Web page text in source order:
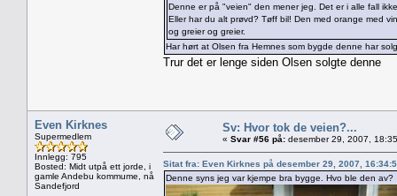
Denne er på "veien" den mener jeg. Det er i alle fall
Eller har du alt prøvd? Tøff bil! Den med orange med
og greier og greier.
Har hørt at Olsen fra Hemnes som bygde denne har
Trur det er lenge siden Olsen solgte denne
Even Kirknes
Supermedlem
Innlegg: 795
Bosted: Midt utpå ett jorde, i
gamle Andebu kommume, nå
Sandefjord
Sv: Hvor tok de veien?...
« Svar #56 på: desember 29, 2007,
Sitat fra: Even Kirknes på desember 29, 2007,
Denne syns jeg var kjempe bra bygge. Hvo ble den av?